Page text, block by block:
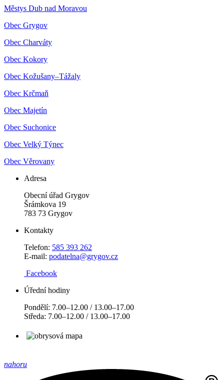
Městys Dub nad Moravou
Obec Grygov
Obec Charváty
Obec Kokory
Obec Kožušany–Tážaly
Obec Krčmaň
Obec Majetín
Obec Suchonice
Obec Velký Týnec
Obec Věrovany
Adresa
Obecní úřad Grygov
Šrámkova 19
783 73 Grygov
Kontakty
Telefon: 585 393 262
E-mail: podatelna@grygov.cz
Facebook
Úřední hodiny
Pondělí: 7.00–12.00 / 13.00–17.00
Středa: 7.00–12.00 / 13.00–17.00
nahoru